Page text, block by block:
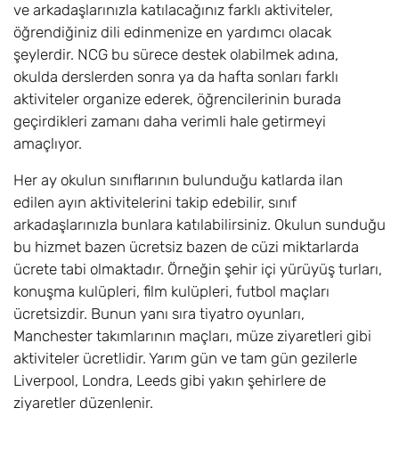
ve arkadaşlarınızla katılacağınız farklı aktiviteler,
öğrendiğiniz dili edinmenize en yardımcı olacak
şeylerdir. NCG bu sürece destek olabilmek adına,
okulda derslerden sonra ya da hafta sonları farklı
aktiviteler organize ederek, öğrencilerinin burada
geçirdikleri zamanı daha verimli hale getirmeyi
amaçlıyor.
Her ay okulun sınıflarının bulunduğu katlarda ilan
edilen ayın aktivitelerini takip edebilir, sınıf
arkadaşlarınızla bunlara katılabilirsiniz. Okulun sunduğu
bu hizmet bazen ücretsiz bazen de cüzi miktarlarda
ücrete tabi olmaktadır. Örneğin şehir içi yürüyüş turları,
konuşma kulüpleri, film kulüpleri, futbol maçları
ücretsizdir. Bunun yanı sıra tiyatro oyunları,
Manchester takımlarının maçları, müze ziyaretleri gibi
aktiviteler ücretlidir. Yarım gün ve tam gün gezilerle
Liverpool, Londra, Leeds gibi yakın şehirlere de
ziyaretler düzenlenir.